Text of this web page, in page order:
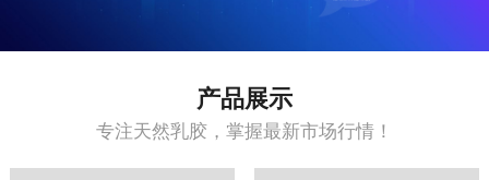
产品展示
专注天然乳胶，掌握最新市场行情！